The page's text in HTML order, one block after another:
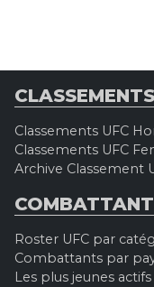
CLASSEMENTS
Classements UFC
Classements UFC
Archive Classement
Roster UFC par
Combattants par
Les plus jeunes actifs